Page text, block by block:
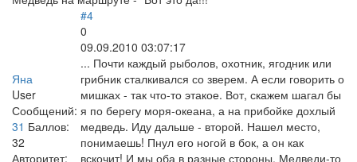
Яна
User
Сообщений:
31 Баллов:
32
Авторитет:
#4
0
09.09.2010 03:07:17
... Почти каждый рыболов, охотник, ягодник или
грибник сталкивался со зверем. А если говорить о
мишках - так что-то этакое. Вот, скажем шагал бы
я по берегу моря-океана, а на прибойке дохлый
медведь. Иду дальше - второй. Нашел место,
понимаешь! Пнул его ногой в бок, а он как
вскочит! И мы оба в разные стороны. Медведи-то